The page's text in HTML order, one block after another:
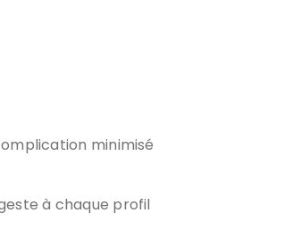
minimisé
à chaque profil